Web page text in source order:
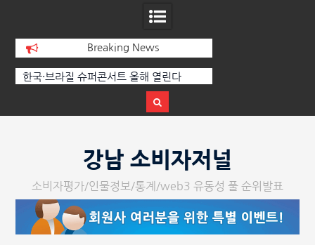
Breaking News
한국·브라질 슈퍼콘서트 올해 열린다
강남 소비자저널
소비자평가/인물정보/통계/web3 유동성 풀 순위발표